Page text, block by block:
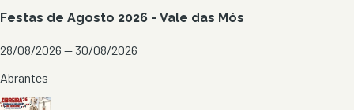
Festas de Agosto 2026 - Vale das Mós
28/08/2026 — 30/08/2026
Abrantes